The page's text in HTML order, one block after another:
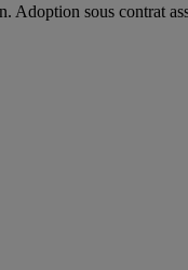
Adoption sous contrat